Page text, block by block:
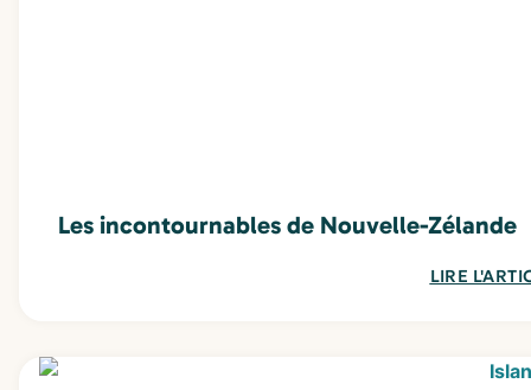
Les incontournables de Nouvelle-Zélande
LIRE